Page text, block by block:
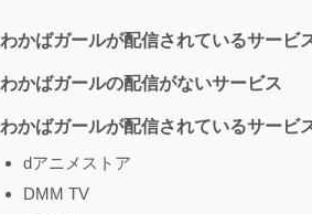
わかばガールが配信されているサービ
わかばガールの配信がないサービス
わかばガールが配信されているサービ
dアニメストア
DMM TV